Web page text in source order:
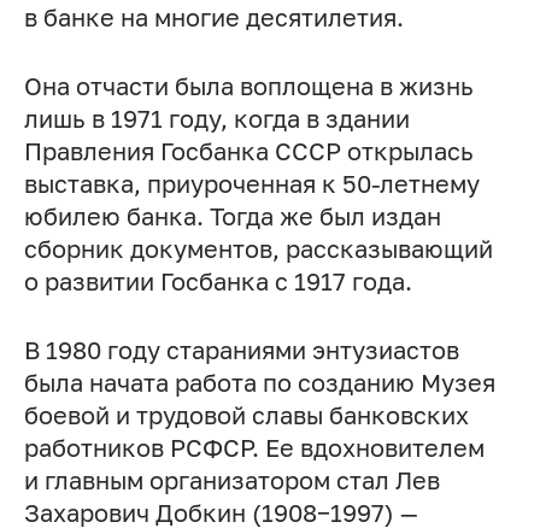
в банке на многие десятилетия.
Она отчасти была воплощена в жизнь
лишь в 1971 году, когда в здании
Правления Госбанка СССР открылась
выставка, приуроченная к 50-летнему
юбилею банка. Тогда же был издан
сборник документов, рассказывающий
о развитии Госбанка с 1917 года.
В 1980 году стараниями энтузиастов
была начата работа по созданию Музея
боевой и трудовой славы банковских
работников РСФСР. Ее вдохновителем
и главным организатором стал Лев
Захарович Добкин (1908−1997) —